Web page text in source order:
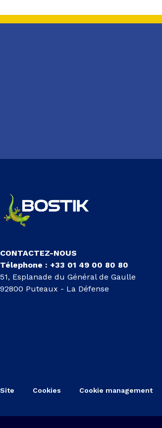
CONTACTEZ-NOUS
Télephone : +33 01 49 00 80 80
51, Esplanade du Général de Gaulle
92800 Puteaux - La Défense
Site Cookies Cookie management